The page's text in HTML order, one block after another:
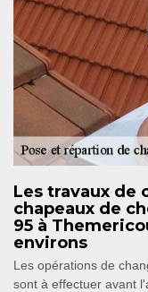
Les travaux de
chapeaux de
95 à
environs
Les opérations de
sont à effectuer avant